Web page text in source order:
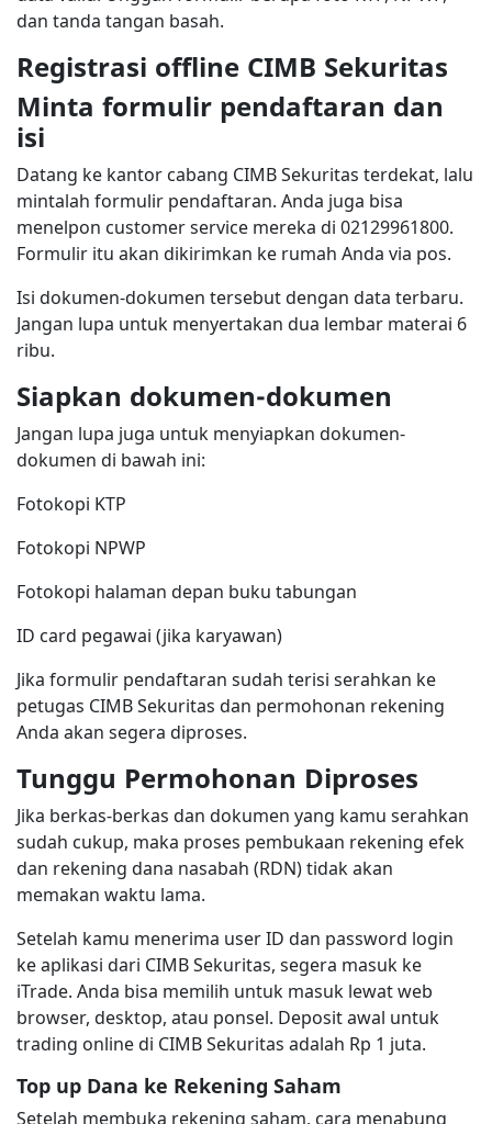
dan tanda tangan basah.
Registrasi offline CIMB Sekuritas
Minta formulir pendaftaran dan
isi
Datang ke kantor cabang CIMB Sekuritas terdekat, lalu
mintalah formulir pendaftaran. Anda juga bisa
menelpon customer service mereka di 02129961800.
Formulir itu akan dikirimkan ke rumah Anda via pos.
Isi dokumen-dokumen tersebut dengan data terbaru.
Jangan lupa untuk menyertakan dua lembar materai 6
ribu.
Siapkan dokumen-dokumen
Jangan lupa juga untuk menyiapkan dokumen-
dokumen di bawah ini:
Fotokopi KTP
Fotokopi NPWP
Fotokopi halaman depan buku tabungan
ID card pegawai (jika karyawan)
Jika formulir pendaftaran sudah terisi serahkan ke
petugas CIMB Sekuritas dan permohonan rekening
Anda akan segera diproses.
Tunggu Permohonan Diproses
Jika berkas-berkas dan dokumen yang kamu serahkan
sudah cukup, maka proses pembukaan rekening efek
dan rekening dana nasabah (RDN) tidak akan
memakan waktu lama.
Setelah kamu menerima user ID dan password login
ke aplikasi dari CIMB Sekuritas, segera masuk ke
iTrade. Anda bisa memilih untuk masuk lewat web
browser, desktop, atau ponsel. Deposit awal untuk
trading online di CIMB Sekuritas adalah Rp 1 juta.
Top up Dana ke Rekening Saham
Setelah membuka rekening saham, cara menabung